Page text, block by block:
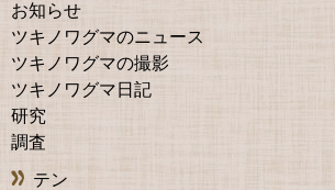
お知らせ
ツキノワグマのニュース
ツキノワグマの撮影
ツキノワグマ日記
研究
調査
テン